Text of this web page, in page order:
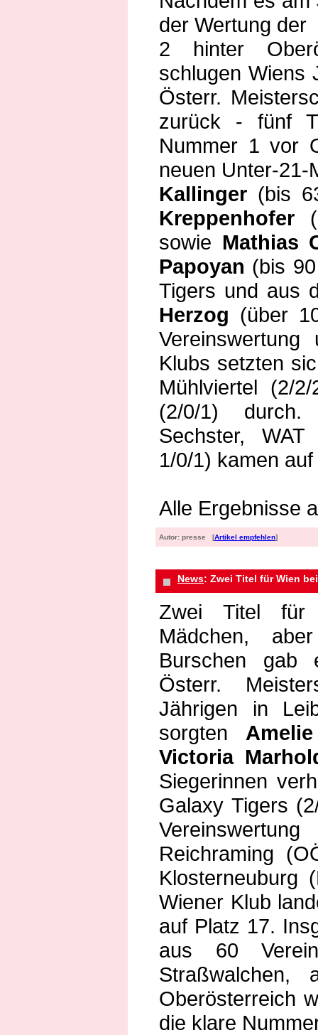
der Wertung der
2 hinter
schlugen Wiens
Österr.
zurück - fünf
Nummer 1 vor
neuen Unter-
Kallinger (bis
Kreppenhofer
sowie Mathias
Papoyan (bis
Tigers und aus
Herzog (über
Klubs setzten
Mühlviertel (2/
(2/0/1)
Sechster,
1/0/1) kamen
Alle Ergebnisse
Autor: presse [Artikel empfehlen]
News: Zwei Titel für Wien
Zwei Titel für
Mädchen,
Burschen
Österr.
Jährigen in
sorgten
Victoria
Siegerinnen
Galaxy Tigers
Reichraming
Klosterneuburg
Wiener Klub
auf Platz 17.
aus 60
Straßwalchen,
Oberösterreich
die klare